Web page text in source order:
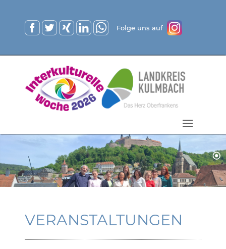
Folge uns auf
VERANSTALTUNGEN